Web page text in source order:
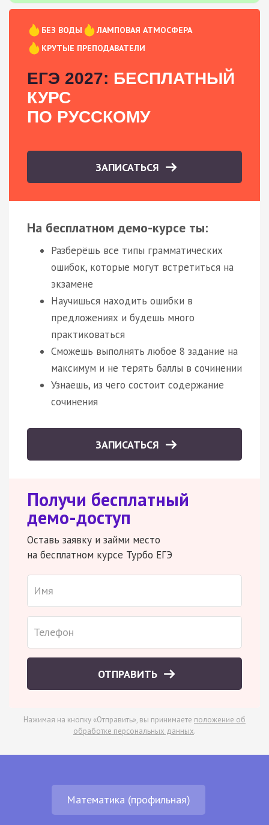
БЕЗ ВОДЫ
ЛАМПОВАЯ АТМОСФЕРА
КРУТЫЕ ПРЕПОДАВАТЕЛИ
ЕГЭ 2027: БЕСПЛАТНЫЙ
КУРС
ПО РУССКОМУ
ЗАПИСАТЬСЯ
На бесплатном демо-курсе ты:
Разберёшь все типы грамматических
ошибок, которые могут встретиться на
экзамене
Научишься находить ошибки в
предложениях и будешь много
практиковаться
Сможешь выполнять любое 8 задание на
максимум и не терять баллы в сочинении
Узнаешь, из чего состоит содержание
сочинения
ЗАПИСАТЬСЯ
Получи бесплатный
демо-доступ
Оставь заявку и займи место
на бесплатном курсе Турбо ЕГЭ
ОТПРАВИТЬ
Нажимая на кнопку «Отправить», вы принимаете положение об
обработке персональных данных.
Математика (профильная)